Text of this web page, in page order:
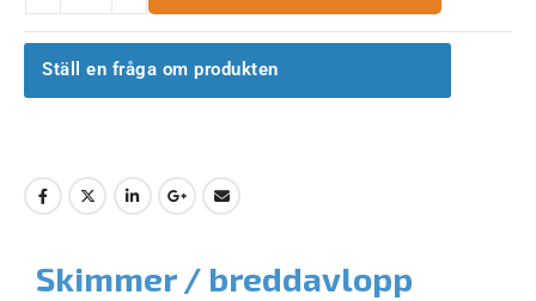
Ställ en fråga om produkten
Skimmer / breddavlopp